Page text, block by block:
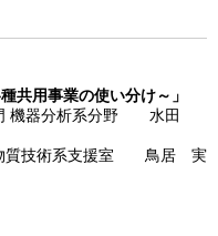
共用事業の使い分け～」
門 機器分析系分野 水田
物質技術系支援室 鳥居 実